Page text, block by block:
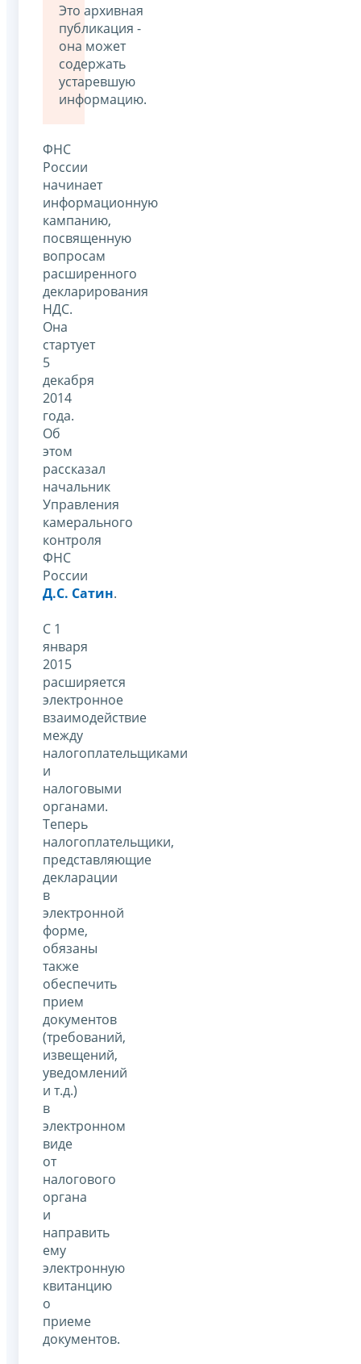
Это архивная
публикация -
она может
содержать
устаревшую
информацию.
ФНС
России
начинает
информационную
кампанию,
посвященную
вопросам
расширенного
декларирования
НДС.
Она
стартует
5
декабря
2014
года.
Об
этом
рассказал
начальник
Управления
камерального
контроля
ФНС
России
Д.С. Сатин.
С 1
января
2015
расширяется
электронное
взаимодействие
между
налогоплательщиками
и
налоговыми
органами.
Теперь
налогоплательщики,
представляющие
декларации
в
электронной
форме,
обязаны
также
обеспечить
прием
документов
(требований,
извещений,
уведомлений
и т.д.)
в
электронном
виде
от
налогового
органа
и
направить
ему
электронную
квитанцию
о
приеме
документов.